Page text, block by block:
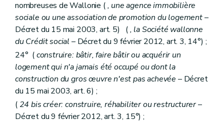
Sous-section première De la tutelle
Art. 163
Art. 164
Art. 165
Sous-section premièrebis
De la réalisation d'audits
Art.165bis
Sous-section 2 Du commissaire
Art. 166
Art. 167
Art. 168
Art. 169
Sous-section 3 Du plan de gestion
nombreuses de Wallonie (, une agence immobilière
sociale ou une association de promotion du logement–
Décret du 15 mai 2003, art. 5) (, la Société wallonne
du Crédit social – Décret du 9 février 2012, art. 3, 14°) ;
24° (construire: bâtir, faire bâtir ou acquérir un
logement qui n'a jamais été occupé ou dont la
construction du gros œuvre n'est pas achevée – Décret
du 15 mai 2003, art. 6) ;
( 24biscréer: construire, réhabiliter ou restructurer–
Décret du 9 février 2012, art. 3, 15°) ;